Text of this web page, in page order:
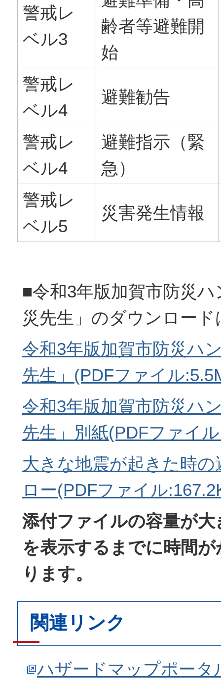
警戒レ
ベル3
齢者等避難開
始
警戒レ
ベル4
避難勧告
警戒レ
ベル4
避難指示（緊
急）
警戒レ
ベル5
災害発生情報
■令和3年版加賀市防災
災先生」のダウンロー
令和3年版加賀市防災ハ
先生」(PDFファイル
令和3年版加賀市防災ハ
先生」別紙(PDFファイ
大きな地震が起きた時
ロー(PDFファイル
添付ファイルの容量が
を表示するまでに時間
ります。
関連リンク
ハザードマップポータ